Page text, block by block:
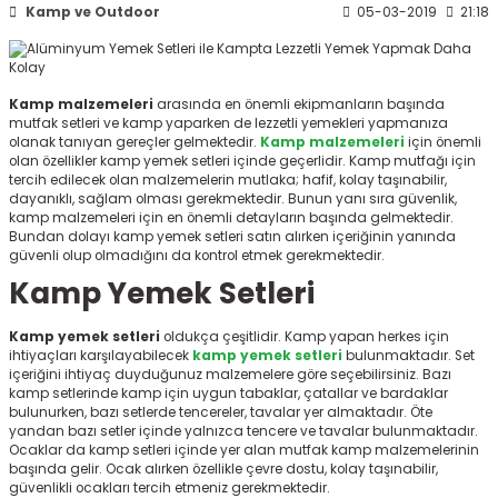
Mermisi
Kamp ve Outdoor 05-03-2019 21:18
Kamp malzemeleri arasında en önemli ekipmanların başında
mutfak setleri ve kamp yaparken de lezzetli yemekleri yapmanıza
olanak tanıyan gereçler gelmektedir. Kamp malzemeleri için önemli
olan özellikler kamp yemek setleri içinde geçerlidir. Kamp mutfağı için
tercih edilecek olan malzemelerin mutlaka; hafif, kolay taşınabilir,
dayanıklı, sağlam olması gerekmektedir. Bunun yanı sıra güvenlik,
kamp malzemeleri için en önemli detayların başında gelmektedir.
Bundan dolayı kamp yemek setleri satın alırken içeriğinin yanında
güvenli olup olmadığını da kontrol etmek gerekmektedir.
Kamp Yemek Setleri
Kamp yemek setleri oldukça çeşitlidir. Kamp yapan herkes için
ihtiyaçları karşılayabilecek kamp yemek setleri bulunmaktadır. Set
içeriğini ihtiyaç duyduğunuz malzemelere göre seçebilirsiniz. Bazı
kamp setlerinde kamp için uygun tabaklar, çatallar ve bardaklar
bulunurken, bazı setlerde tencereler, tavalar yer almaktadır. Öte
yandan bazı setler içinde yalnızca tencere ve tavalar bulunmaktadır.
Ocaklar da kamp setleri içinde yer alan mutfak kamp malzemelerinin
başında gelir. Ocak alırken özellikle çevre dostu, kolay taşınabilir,
güvenlikli ocakları tercih etmeniz gerekmektedir.